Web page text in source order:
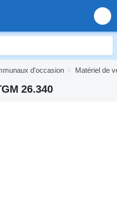
d'occasion Matériel de
26.340